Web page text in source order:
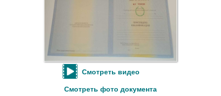
Смотреть видео
Смотреть фото документа